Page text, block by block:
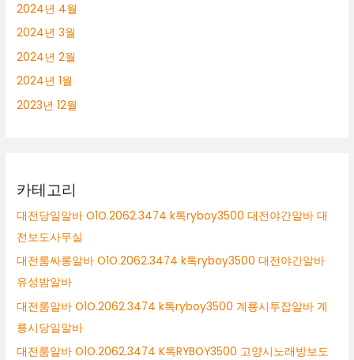
2024년 4월
2024년 3월
2024년 2월
2024년 1월
2023년 12월
카테고리
대전당일알바 O1O.2062.3474 k톡ryboy3500 대전야간알바 대
전보도사무실
대전룸싸롱알바 O1O.2062.3474 k톡ryboy3500 대전야간알바
유성밤알바
대전룸알바 O1O.2062.3474 k톡ryboy3500 계룡시투잡알바 계
룡시당일알바
대전룸알바 O1O.2062.3474 K톡RYBOY3500 고양시노래방보도